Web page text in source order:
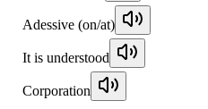
Adessive (on/at)
It is understood
Corporation